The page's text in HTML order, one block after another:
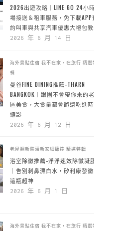
2026出遊攻略｜LINE GO 24小時機
場接送＆租車服務，免下載APP預
約叫車與共享汽車優惠大禮包教學
2026 年 6 月 14 日
海外景點住宿 我不在家，在旅行 精選特
輯
曼谷FINE DINING推薦-THARN
BANGKOK｜跟團不會帶你來的老城
區美食，大食量都會飽還吃進時空
縮影
2026 年 6 月 12 日
老屋翻新裝潢新家細節控 精選特輯
浴室除黴推薦-淨淨速效除黴凝膠
｜告別刺鼻漂白水，矽利康發黴靠
這瓶超神
2026 年 6 月 1 日
海外景點住宿 我不在家，在旅行 精選特